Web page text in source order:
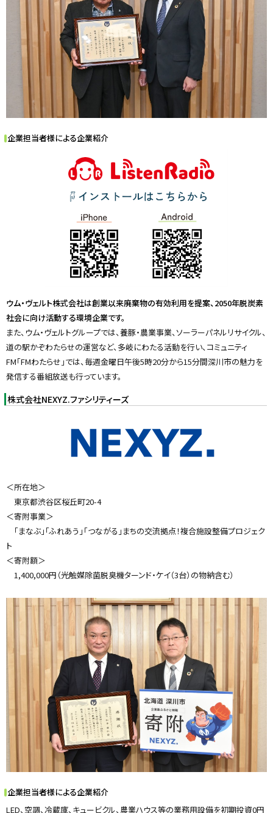
企業担当者様による企業紹介
ウム・ヴェルト株式会社は創業以来廃棄物の有効利用を提案、2050年脱炭素
社会に向け活動する環境企業です。
また、ウム・ヴェルトグループでは、養豚・農業事業、ソーラーパネルリサイクル、
道の駅かぞわたらせの運営など、多岐にわたる活動を行い、コミュニティ
FM「FMわたらせ」では、毎週金曜日午後5時20分から15分間深川市の魅力を
発信する番組放送も行っています。
株式会社NEXYZ.ファシリティーズ
＜所在地＞
東京都渋谷区桜丘町20-4
＜寄附事業＞
「まなぶ」「ふれあう」「つながる」まちの交流拠点！複合施設整備プロジェク
ト
＜寄附額＞
1,400,000円（光触媒除菌脱臭機ターンド・ケイ（3台）の物納含む）
企業担当者様による企業紹介
LED、空調、冷蔵庫、キュービクル、農業ハウス等の業務用設備を初期投資0円